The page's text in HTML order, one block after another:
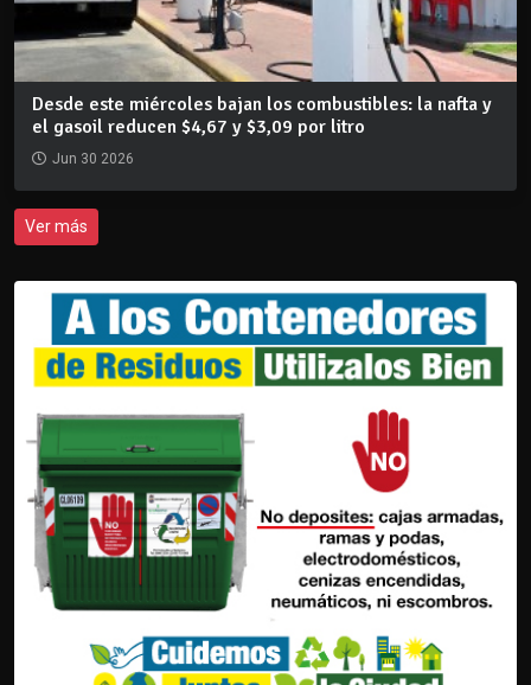
Desde este miércoles bajan los combustibles: la nafta y
el gasoil reducen $4,67 y $3,09 por litro
Jun 30 2026
Ver más